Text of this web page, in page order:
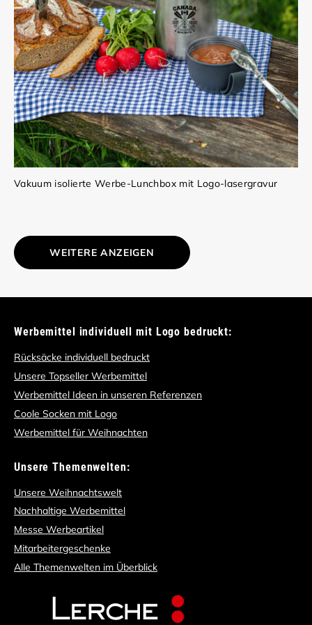
Vakuum isolierte Werbe-Lunchbox mit Logo-lasergravur
WEITERE ANZEIGEN
Werbemittel individuell mit Logo bedruckt:
Rücksäcke individuell bedruckt
Unsere Topseller Werbemittel
Werbemittel Ideen in unseren Referenzen
Coole Socken mit Logo
Werbemittel für Weihnachten
Unsere Themenwelten:
Unsere Weihnachtswelt
Nachhaltige Werbemittel
Messe Werbeartikel
Mitarbeitergeschenke
Alle Themenwelten im Überblick